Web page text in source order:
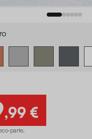
,99 €
parte.